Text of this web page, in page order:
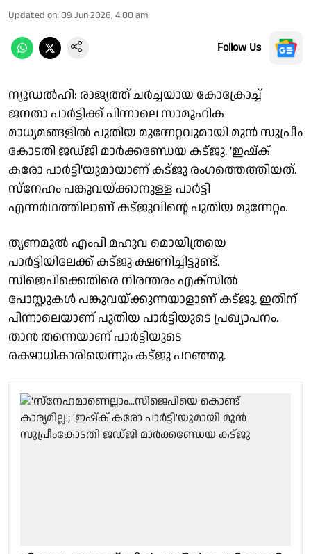
Updated on: 09 Jun 2026, 4:00 am
Follow Us
ന്യൂഡല്‍ഹി: രാജ്യത്ത് ചര്‍ച്ചയായ കോക്രോച്ച്
ജനതാ പാര്‍ട്ടിക്ക് പിന്നാലെ സാമൂഹിക
മാധ്യമങ്ങളില്‍ പുതിയ മുന്നേറ്റവുമായി മുന്‍ സുപ്രീം
കോടതി ജഡ്ജി മാര്‍ക്കണ്ഡേയ കട്ജു. 'ഇഷ്‌ക്
കരോ പാര്‍ട്ടി'യുമായാണ് കട്ജു രംഗത്തെത്തിയത്.
സ്‌നേഹം പങ്കുവയ്ക്കാനുള്ള പാര്‍ട്ടി
എന്നര്‍ഥത്തിലാണ് കട്ജുവിന്റെ പുതിയ മുന്നേറ്റം.
തൃണമൂല്‍ എംപി മഹുവ മൊയിത്രയെ
പാര്‍ട്ടിയിലേക്ക് കട്ജു ക്ഷണിച്ചിട്ടുണ്ട്.
സിജെപിക്കെതിരെ നിരന്തരം എക്‌സില്‍
പോസ്റ്റുകള്‍ പങ്കുവയ്ക്കുന്നയാളാണ് കട്ജു. ഇതിന്
പിന്നാലെയാണ് പുതിയ പാര്‍ട്ടിയുടെ പ്രഖ്യാപനം.
താന്‍ തന്നെയാണ് പാര്‍ട്ടിയുടെ
രക്ഷാധികാരിയെന്നും കട്ജു പറഞ്ഞു.